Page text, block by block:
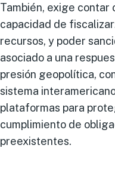
También, exige contar
capacidad de
recursos, y poder
asociado a una
presión geopolítica,
sistema
plataformas para
cumplimiento de
preexistentes.